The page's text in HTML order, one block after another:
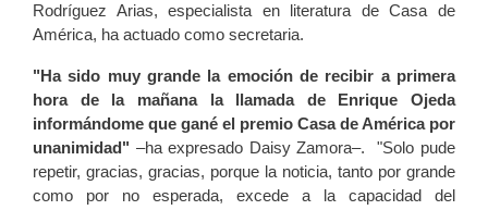
Rodríguez Arias, especialista en literatura de Casa de
América, ha actuado como secretaria.
"Ha sido muy grande la emoción de recibir a primera
hora de la mañana la llamada de Enrique Ojeda
informándome que gané el premio Casa de América por
unanimidad" –ha expresado Daisy Zamora–. "Solo pude
repetir, gracias, gracias, porque la noticia, tanto por grande
como por no esperada, excede a la capacidad del